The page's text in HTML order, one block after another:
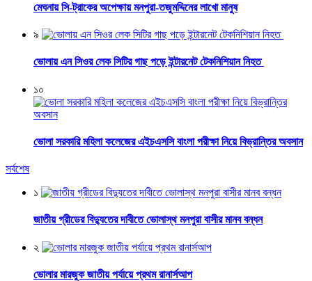
মেঘনায় সি-ট্রাকের অপেক্ষায় মনপুরা-তজুমদ্দিনের লাখো মানুষ
৯
ভোলায় এন সিওর লেক সিটির গাছ পড়ে ইন্টারনেট টেকনিশিয়ান নিহত
১০
ভোলা সরকারি মহিলা কলেজের এইচএসসি বাংলা পরীক্ষা নিয়ে বিভ্রান্তির অবসান
সর্বশেষ
১
জাতীয় গ্রীডের বিদ্যুতের দাবীতে ভোলাস্থ মনপুরা বাসীর মানব বন্ধন
২
ভোলার মারজুক জাতীয় পর্যায়ে প্রথম রানার্সআপ